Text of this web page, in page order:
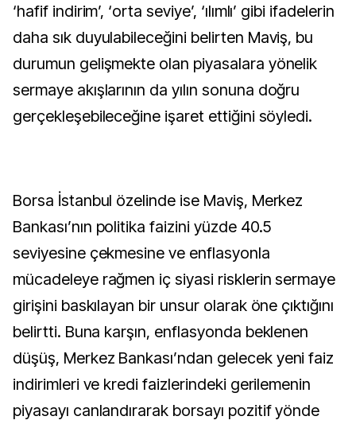
‘hafif indirim’, ‘orta seviye’, ‘ılımlı’ gibi ifadelerin
daha sık duyulabileceğini belirten Maviş, bu
durumun gelişmekte olan piyasalara yönelik
sermaye akışlarının da yılın sonuna doğru
gerçekleşebileceğine işaret ettiğini söyledi.
Borsa İstanbul özelinde ise Maviş, Merkez
Bankası’nın politika faizini yüzde 40.5
seviyesine çekmesine ve enflasyonla
mücadeleye rağmen iç siyasi risklerin sermaye
girişini baskılayan bir unsur olarak öne çıktığını
belirtti. Buna karşın, enflasyonda beklenen
düşüş, Merkez Bankası’ndan gelecek yeni faiz
indirimleri ve kredi faizlerindeki gerilemenin
piyasayı canlandırarak borsayı pozitif yönde